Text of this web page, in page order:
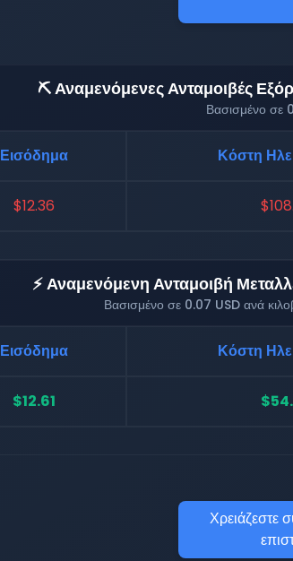
⛏️ Αναμενόμενες Ανταμοιβές
Βασισμένο σε
Εισόδημα Κόστη
$12.36
⚡ Αναμενόμενη Ανταμοιβή
Βασισμένο σε 0.07 USD ανά
Εισόδημα Κόστη
$12.61
Χρειάζεστε